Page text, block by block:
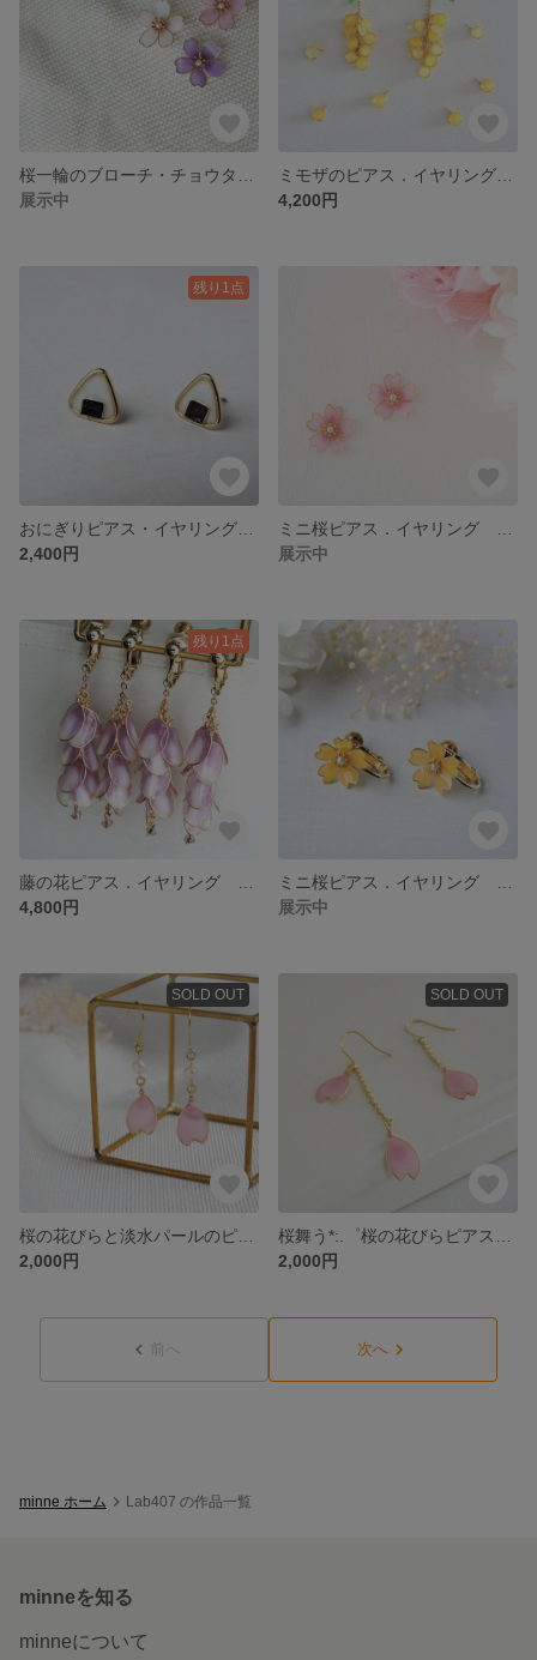
展示中
4,200円
残り1点
2,400円
展示中
残り1点
4,800円
展示中
SOLD OUT
2,000円
SOLD OUT
2,000円
前へ 次へ
minne ホーム Lab407 の作品一覧
minneを知る
minneについて